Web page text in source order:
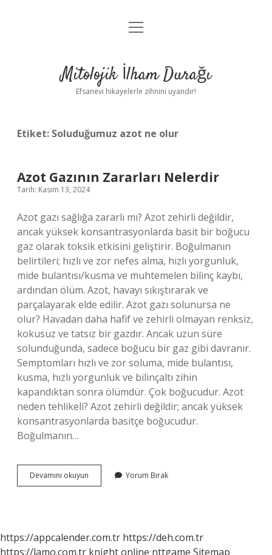
Anasayfa
Yasal Uyarı
menüyü
Mitolojik İlham Durağı
Efsanevi hikayelerle zihnini uyandır!
Etiket: Soluduğumuz azot ne olur
Azot Gazının Zararları Nelerdir
Tarih: Kasım 13, 2024
Azot gazı sağlığa zararlı mı? Azot zehirli değildir,
ancak yüksek konsantrasyonlarda basit bir boğucu
gaz olarak toksik etkisini geliştirir. Boğulmanın
belirtileri; hızlı ve zor nefes alma, hızlı yorgunluk,
mide bulantısı/kusma ve muhtemelen bilinç kaybı,
ardından ölüm. Azot, havayı sıkıştırarak ve
parçalayarak elde edilir. Azot gazı solunursa ne
olur? Havadan daha hafif ve zehirli olmayan renksiz,
kokusuz ve tatsız bir gazdır. Ancak uzun süre
solunduğunda, sadece boğucu bir gaz gibi davranır.
Semptomları hızlı ve zor soluma, mide bulantısı,
kusma, hızlı yorgunluk ve bilinçaltı zihin
kapandıktan sonra ölümdür. Çok boğucudur. Azot
neden tehlikeli? Azot zehirli değildir; ancak yüksek
konsantrasyonlarda basitçe boğucudur.
Boğulmanın…
Devamını okuyun
Gazının
Yorum Bırak
https://appcalender.com.tr https://deh.com.tr
https://lamo.com.tr knight online nttgame Sitemap